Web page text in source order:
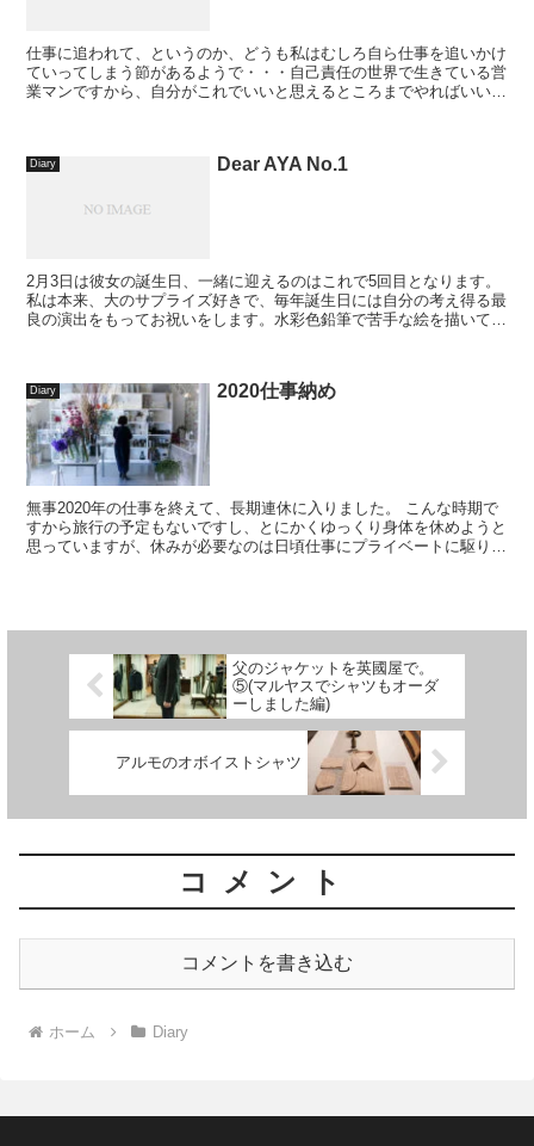
仕事に追われて、というのか、どうも私はむしろ自ら仕事を追いかけ
ていってしまう節があるようで・・・自己責任の世界で生きている営
業マンですから、自分がこれでいいと思えるところまでやればいいの
Diary Dear AYA No.1
2月3日は彼女の誕生日、一緒に迎えるのはこれで5回目となります。
私は本来、大のサプライズ好きで、毎年誕生日には自分の考え得る最
良の演出をもってお祝いをします。水彩色鉛筆で苦手な絵を描いて送
Diary 2020仕事納め
無事2020年の仕事を終えて、長期連休に入りました。 こんな時期で
すから旅行の予定もないですし、とにかくゆっくり身体を休めようと
思っていますが、休みが必要なのは日頃仕事にプライベートに駆り出
父のジャケットを英國屋で。
⑤(マルヤスでシャツもオーダ
ーしました編)
アルモのオボイストシャツ
コメント
コメントを書き込む
ホーム Diary